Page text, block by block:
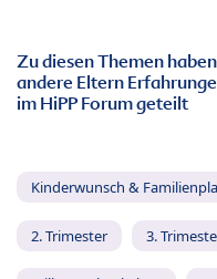
Zu diesen Themen haben
andere Eltern
im HiPP Forum geteilt
Kinderwunsch &
2. Trimester 3.